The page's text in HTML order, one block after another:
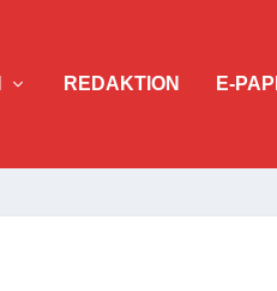
REDAKTION E-